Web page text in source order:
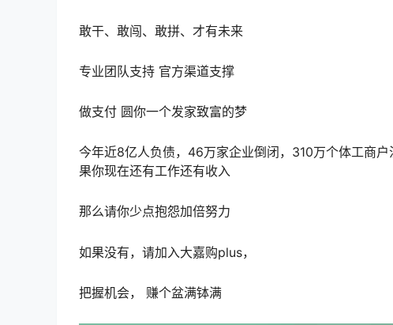
敢干、敢闯、敢拼、才有未来
专业团队支持 官方渠道支撑
做支付 圆你一个发家致富的梦
今年近8亿人负债，46‭万‬‬家企业倒闭，310万个体‭工商
果你现在还有工作还有收入
那么请你少点抱怨加倍努力
如果没有，请加入大嘉购plus，
把握机会， 赚个盆满钵满